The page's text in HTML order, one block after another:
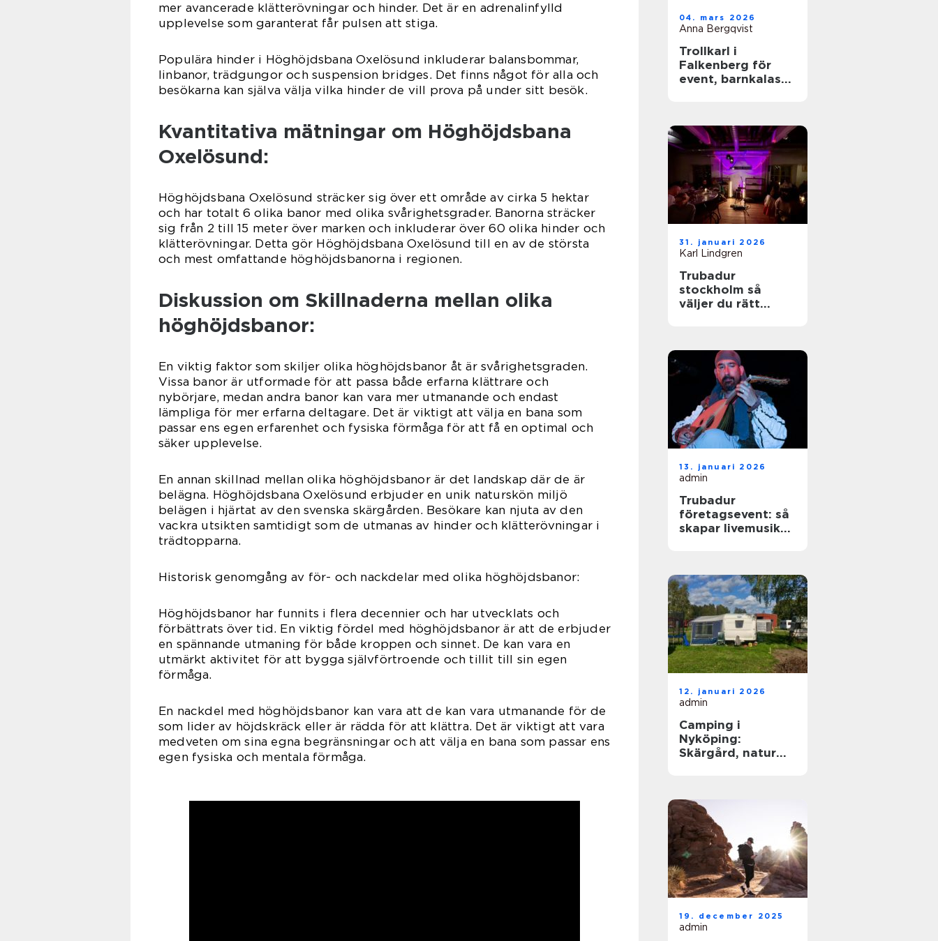
mer avancerade klätterövningar och hinder. Det är en adrenalinfylld
upplevelse som garanterat får pulsen att stiga.
Populära hinder i Höghöjdsbana Oxelösund inkluderar balansbommar,
linbanor, trädgungor och suspension bridges. Det finns något för alla och
besökarna kan själva välja vilka hinder de vill prova på under sitt besök.
Kvantitativa mätningar om Höghöjdsbana
Oxelösund:
Höghöjdsbana Oxelösund sträcker sig över ett område av cirka 5 hektar
och har totalt 6 olika banor med olika svårighetsgrader. Banorna sträcker
sig från 2 till 15 meter över marken och inkluderar över 60 olika hinder och
klätterövningar. Detta gör Höghöjdsbana Oxelösund till en av de största
och mest omfattande höghöjdsbanorna i regionen.
Diskussion om Skillnaderna mellan olika
höghöjdsbanor:
En viktig faktor som skiljer olika höghöjdsbanor åt är svårighetsgraden.
Vissa banor är utformade för att passa både erfarna klättrare och
nybörjare, medan andra banor kan vara mer utmanande och endast
lämpliga för mer erfarna deltagare. Det är viktigt att välja en bana som
passar ens egen erfarenhet och fysiska förmåga för att få en optimal och
säker upplevelse.
En annan skillnad mellan olika höghöjdsbanor är det landskap där de är
belägna. Höghöjdsbana Oxelösund erbjuder en unik naturskön miljö
belägen i hjärtat av den svenska skärgården. Besökare kan njuta av den
vackra utsikten samtidigt som de utmanas av hinder och klätterövningar i
trädtopparna.
Historisk genomgång av för- och nackdelar med olika höghöjdsbanor:
Höghöjdsbanor har funnits i flera decennier och har utvecklats och
förbättrats över tid. En viktig fördel med höghöjdsbanor är att de erbjuder
en spännande utmaning för både kroppen och sinnet. De kan vara en
utmärkt aktivitet för att bygga självförtroende och tillit till sin egen
förmåga.
En nackdel med höghöjdsbanor kan vara att de kan vara utmanande för de
som lider av höjdskräck eller är rädda för att klättra. Det är viktigt att vara
medveten om sina egna begränsningar och att välja en bana som passar ens
egen fysiska och mentala förmåga.
04. mars 2026
Anna Bergqvist
Trollkarl i
Falkenberg för
event, barnkalas
31. januari 2026
Karl Lindgren
Trubadur
stockholm så
väljer du rätt
13. januari 2026
admin
Trubadur
företagsevent: så
skapar livemusiken
12. januari 2026
admin
Camping i
Nyköping:
Skärgård, natur
19. december 2025
admin